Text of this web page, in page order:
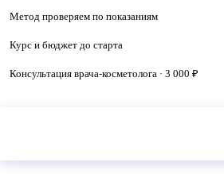
Метод проверяем по показаниям
Курс и бюджет до старта
Консультация врача-косметолога · 3 000 ₽